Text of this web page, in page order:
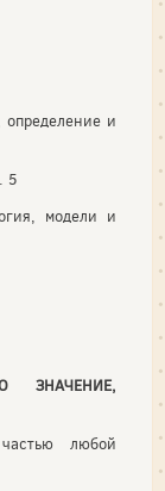
определение и
5
модели и
ЗНАЧЕНИЕ,
любой